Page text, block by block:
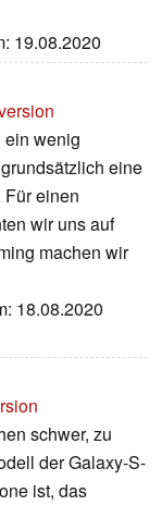
19.08.2020
ein wenig
eine
einen
wir uns auf
machen wir
18.08.2020
schwer, zu
der Galaxy-S-
ist, das